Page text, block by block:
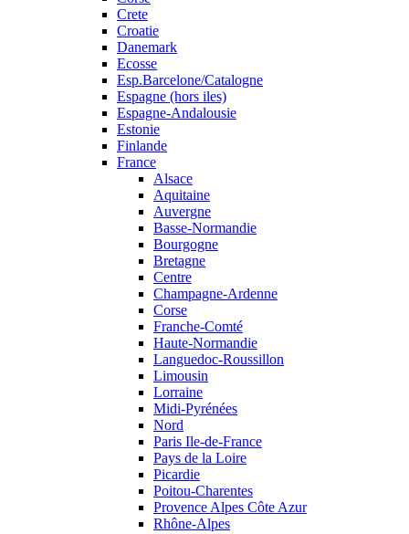
Crete
Croatie
Danemark
Ecosse
Esp.Barcelone/Catalogne
Espagne (hors iles)
Espagne-Andalousie
Estonie
Finlande
France
Alsace
Aquitaine
Auvergne
Basse-Normandie
Bourgogne
Bretagne
Centre
Champagne-Ardenne
Corse
Franche-Comté
Haute-Normandie
Languedoc-Roussillon
Limousin
Lorraine
Midi-Pyrénées
Nord
Paris Ile-de-France
Pays de la Loire
Picardie
Poitou-Charentes
Provence Alpes Côte Azur
Rhône-Alpes